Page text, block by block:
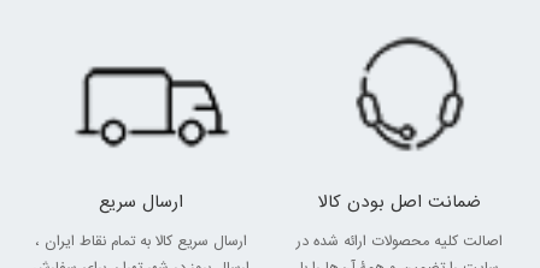
ضمانت اصل بودن کالا
اصالت کلیه محصولات ارائه شده در
ارسال سریع
ارسال سریع کالا به تمام نقاط ایران ،